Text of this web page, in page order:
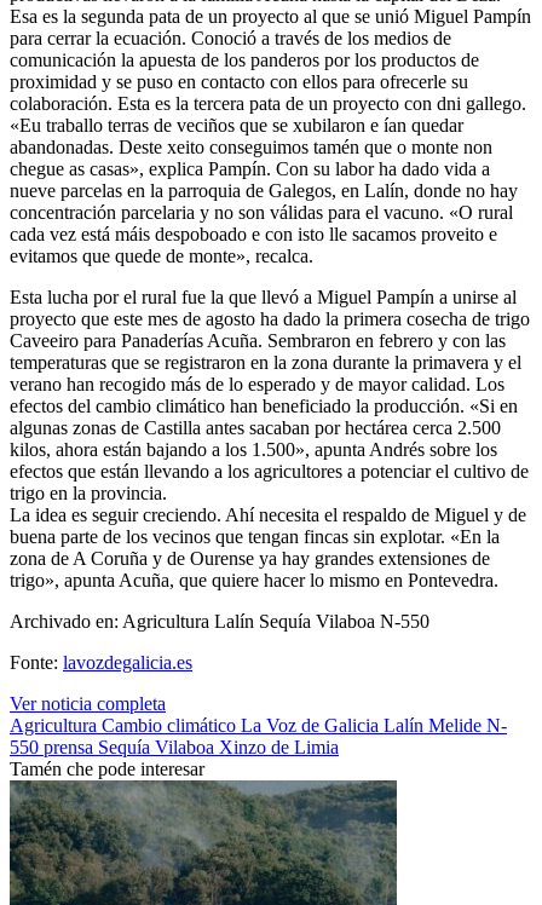
Esa es la segunda pata de un proyecto al que se unió Miguel Pampín
para cerrar la ecuación. Conoció a través de los medios de
comunicación la apuesta de los panderos por los productos de
proximidad y se puso en contacto con ellos para ofrecerle su
colaboración. Esta es la tercera pata de un proyecto con dni gallego.
«Eu traballo terras de veciños que se xubilaron e ían quedar
abandonadas. Deste xeito conseguimos tamén que o monte non
chegue as casas», explica Pampín. Con su labor ha dado vida a
nueve parcelas en la parroquia de Galegos, en Lalín, donde no hay
concentración parcelaria y no son válidas para el vacuno. «O rural
cada vez está máis despoboado e con isto lle sacamos proveito e
evitamos que quede de monte», recalca.
Esta lucha por el rural fue la que llevó a Miguel Pampín a unirse al
proyecto que este mes de agosto ha dado la primera cosecha de trigo
Caveeiro para Panaderías Acuña. Sembraron en febrero y con las
temperaturas que se registraron en la zona durante la primavera y el
verano han recogido más de lo esperado y de mayor calidad. Los
efectos del cambio climático han beneficiado la producción. «Si en
algunas zonas de Castilla antes sacaban por hectárea cerca 2.500
kilos, ahora están bajando a los 1.500», apunta Andrés sobre los
efectos que están llevando a los agricultores a potenciar el cultivo de
trigo en la provincia.
La idea es seguir creciendo. Ahí necesita el respaldo de Miguel y de
buena parte de los vecinos que tengan fincas sin explotar. «En la
zona de A Coruña y de Ourense ya hay grandes extensiones de
trigo», apunta Acuña, que quiere hacer lo mismo en Pontevedra.
Archivado en: Agricultura Lalín Sequía Vilaboa N-550
Fonte: lavozdegalicia.es
Ver noticia completa
Agricultura Cambio climático La Voz de Galicia Lalín Melide N-
550 prensa Sequía Vilaboa Xinzo de Limia
Tamén che pode interesar